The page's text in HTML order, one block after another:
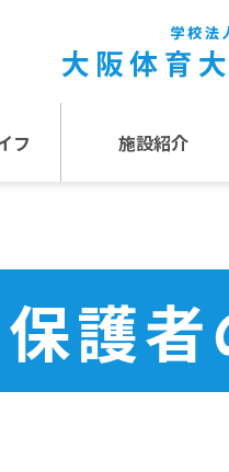
フ 施設紹介
保護